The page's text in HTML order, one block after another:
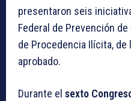
presentaron seis
Federal de Prevención
de Procedencia Ilícita, de
aprobado.
Durante el sexto